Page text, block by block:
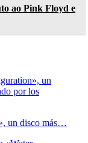
ao Pink Floyd e
un disco más…